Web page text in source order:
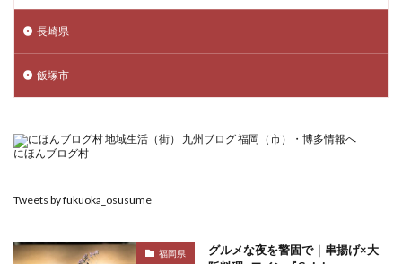
長崎県
飯塚市
にほんブログ村
Tweets by fukuoka_osusume
福岡県
グルメな夜を警固で｜串揚げ×大